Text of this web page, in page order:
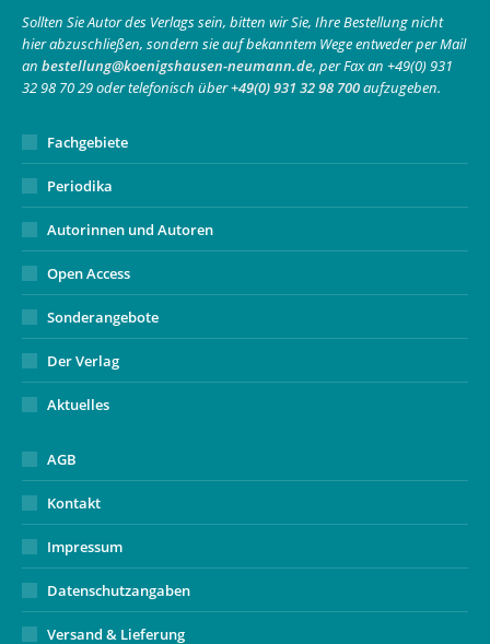
in
new
window
in
new
window
opens
in
new
window
Sollten Sie Autor des Verlags sein, bitten wir Sie, Ihre Bestellung nicht
hier abzuschließen, sondern sie auf bekanntem Wege entweder per Mail
an bestellung@koenigshausen-neumann.de, per Fax an +49(0) 931
32 98 70 29 oder telefonisch über+49(0) 931 32 98 700aufzugeben.
Fachgebiete
Periodika
Autorinnen und Autoren
Open Access
Sonderangebote
Der Verlag
Aktuelles
AGB
Kontakt
Impressum
Datenschutzangaben
Versand & Lieferung